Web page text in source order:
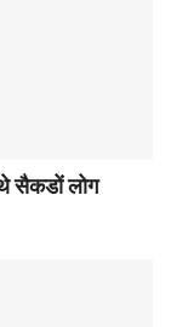
थे सैकडों लोग